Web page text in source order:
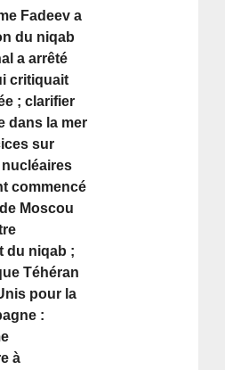
Fadeev a
du niqab
a arrêté
critiquait
; clarifier
dans la mer
sur
nucléaires
commencé
Moscou
du niqab ;
Téhéran
pour la
:
à